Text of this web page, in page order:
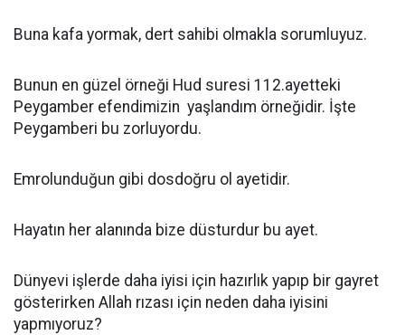
Buna kafa yormak, dert sahibi olmakla sorumluyuz.
Bunun en güzel örneği Hud suresi 112.ayetteki
Peygamber efendimizin yaşlandım örneğidir. İşte
Peygamberi bu zorluyordu.
Emrolunduğun gibi dosdoğru ol ayetidir.
Hayatın her alanında bize düsturdur bu ayet.
Dünyevi işlerde daha iyisi için hazırlık yapıp bir gayret
gösterirken Allah rızası için neden daha iyisini
yapmıyoruz?